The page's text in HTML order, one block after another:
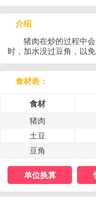
介绍
猪肉在炒的过程中
时，加水没过豆角，以免
食材表：
食材
猪肉
土豆
豆角
单位换算